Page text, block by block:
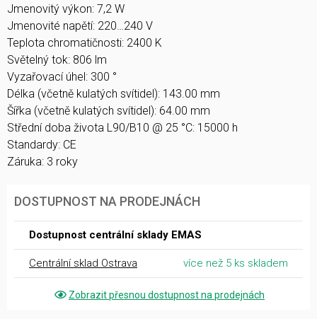
Jmenovitý výkon: 7,2 W
Jmenovité napětí: 220…240 V
Teplota chromatičnosti: 2400 K
Světelný tok: 806 lm
Vyzařovací úhel: 300 °
Délka (včetně kulatých svítidel): 143.00 mm
Šířka (včetně kulatých svítidel): 64.00 mm
Střední doba života L90/B10 @ 25 °C: 15000 h
Standardy: CE
Záruka: 3 roky
DOSTUPNOST NA PRODEJNÁCH
Dostupnost centrální sklady EMAS
Centrální sklad Ostrava více než 5 ks skladem
Zobrazit přesnou dostupnost na prodejnách